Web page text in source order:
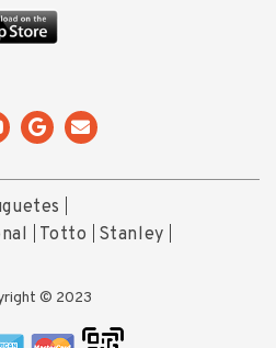
Totto Stanley
© 2023